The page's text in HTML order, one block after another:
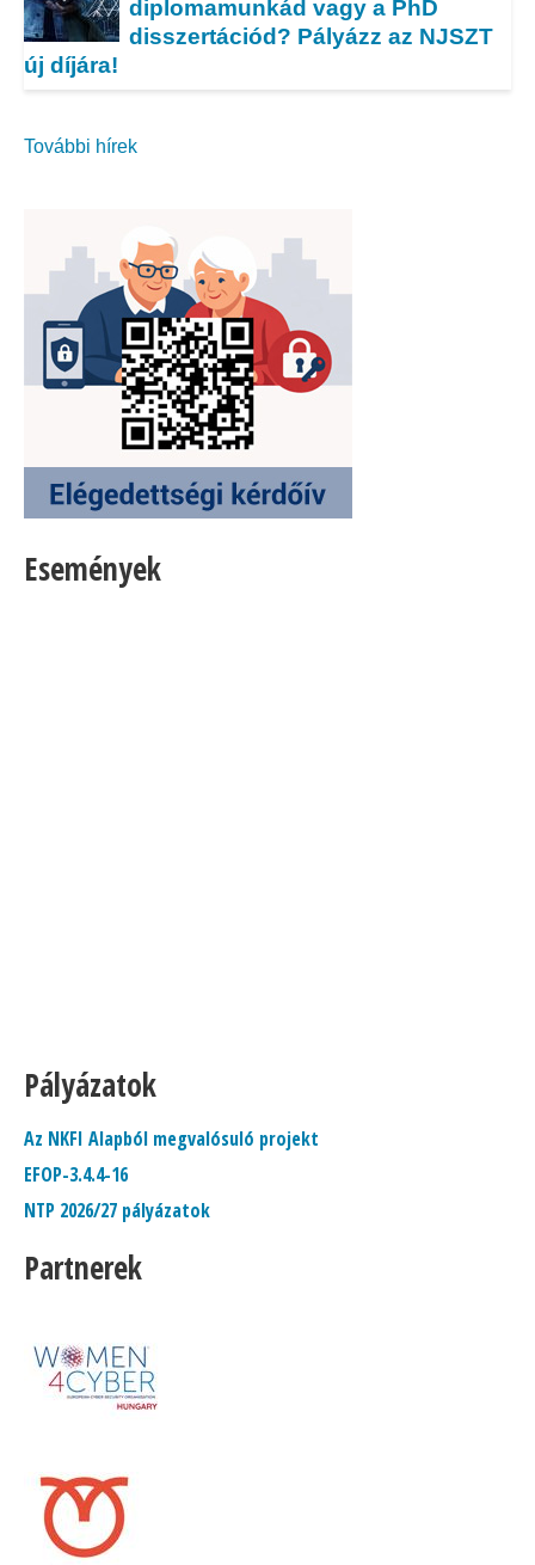
diplomamunkád vagy a PhD
disszertációd? Pályázz az NJSZT
új díjára!
További hírek
Események
Pályázatok
Az NKFI Alapból megvalósuló projekt
EFOP-3.4.4-16
NTP 2026/27 pályázatok
Partnerek